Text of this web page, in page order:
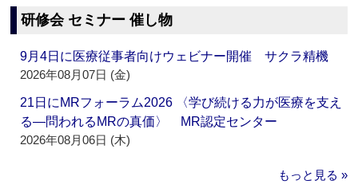
研修会 セミナー 催し物
9月4日に医療従事者向けウェビナー開催 サクラ精機
2026年08月07日 (金)
21日にMRフォーラム2026 〈学び続ける力が医療を支え
る―問われるMRの真価〉 MR認定センター
2026年08月06日 (木)
もっと見る »